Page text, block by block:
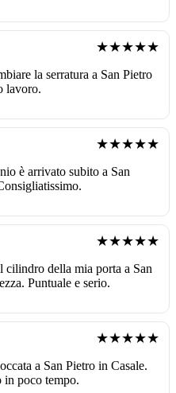
★★★★★
la serratura a San Pietro
lavoro.
★★★★★
è arrivato subito a San
★★★★★
della mia porta a San
Puntuale e serio.
★★★★★
a San Pietro in Casale.
in poco tempo.